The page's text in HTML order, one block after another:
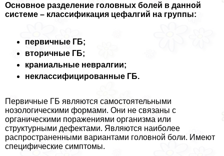
Основное разделение головных болей в данной
системе – классификация цефалгий на группы:
первичные ГБ;
вторичные ГБ;
краниальные невралгии;
неклассифицированные ГБ.
Первичные ГБ являются самостоятельными
нозологическими формами. Они не связаны с
органическими поражениями организма или
структурными дефектами. Являются наиболее
распространенными вариантами головной боли. Имеют
специфические симптомы.